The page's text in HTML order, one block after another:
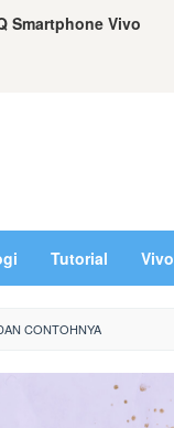
Smartphone Vivo
Tutorial Vivo
CONTOHNYA